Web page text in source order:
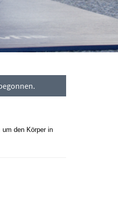
den Körper in